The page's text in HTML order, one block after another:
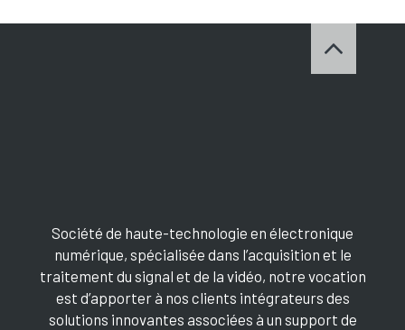
Société de haute-technologie en électronique
numérique, spécialisée dans l’acquisition et le
traitement du signal et de la vidéo, notre vocation
est d’apporter à nos clients intégrateurs des
solutions innovantes associées à un support de